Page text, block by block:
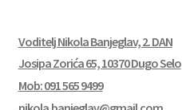
Voditelj Nikola Banjeglav, 2. DAN
Josipa Zorića 65, 10370 Dugo Selo
Mob: 091 565 9499